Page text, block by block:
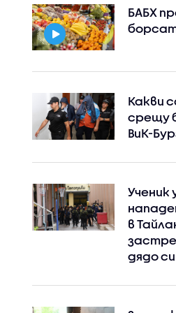
БАБХ
Какви
срещу
ВиК-
Ученик
в
дядо